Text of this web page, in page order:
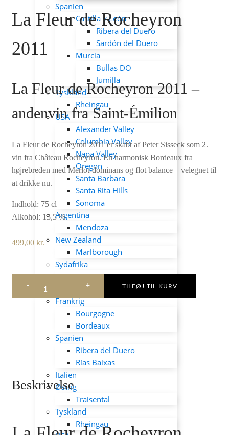
Spanien
Castilla y León
Ribera del Duero
Sardón del Duero
Murcia
Bullas DO
Jumilla
Tyskland
Rheingau
USA
Alexander Valley
Columbia Valley
Napa Valley
Oregon
Santa Barbara
Santa Rita Hills
Sonoma
Argentina
Mendoza
New Zealand
Marlborough
Sydafrika
Constantia
Hvidvin
Frankrig
Bourgogne
Bordeaux
Spanien
Ribera del Duero
Rías Baixas
Italien
Østrig
Traisental
Tyskland
Rheingau
La Fleur de Rocheyron
2011
La Fleur de Rocheyron 2011 –
andenvin fra Saint-Émilion
La Fleur de Rocheyron 2011 er skabt af Peter Sisseck som 2.
vin fra Château Rocheyron. En harmonisk Bordeaux fra
højrebreden med Merlot-dominans og flot balance – velegnet til
at drikke nu.
Indhold: 75 cl
Alkohol: 13,5 %
499,00 kr.
TILFØJ TIL KURV
Beskrivelse